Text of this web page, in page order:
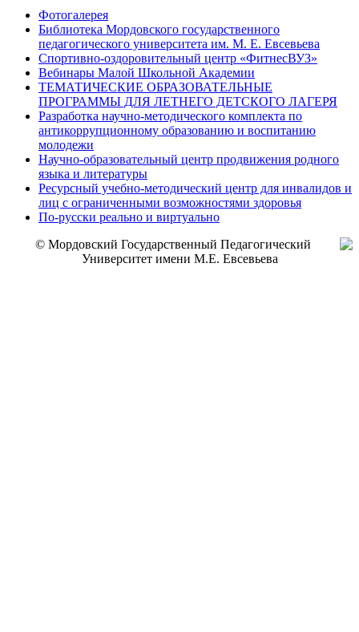
Фотогалерея
Библиотека Мордовского государственного
педагогического университета им. М. Е. Евсевьева
Спортивно-оздоровительный центр «ФитнесВУЗ»
Вебинары Малой Школьной Академии
ТЕМАТИЧЕСКИЕ ОБРАЗОВАТЕЛЬНЫЕ
ПРОГРАММЫ ДЛЯ ЛЕТНЕГО ДЕТСКОГО ЛАГЕРЯ
Разработка научно-методического комплекта по
антикоррупционному образованию и воспитанию
молодежи
Научно-образовательный центр продвижения родного
языка и литературы
Ресурсный учебно-методический центр для инвалидов и
лиц с ограниченными возможностями здоровья
По-русски реально и виртуально
© Мордовский Государственный Педагогический
Университет имени М.Е. Евсевьева